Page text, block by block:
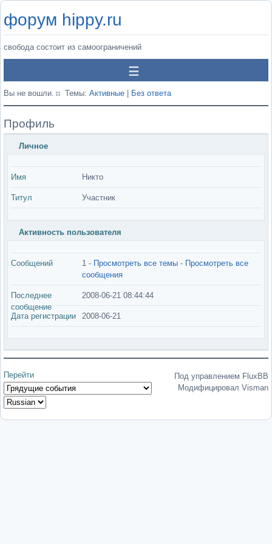
форум hippy.ru
свобода состоит из самоограничений
Вы не вошли. Темы: Активные Без ответа
Профиль
Личное
Имя Никто
Титул Участник
Активность пользователя
Сообщений 1 - Просмотреть все темы - Просмотреть все
сообщения
Последнее
сообщение
2008-06-21 08:44:44
Дата регистрации 2008-06-21
Перейти
Под управлением FluxBB
Модифицировал Visman